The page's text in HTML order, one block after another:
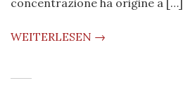
concentrazione ha origine a […]
WEITERLESEN →